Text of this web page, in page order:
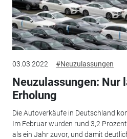
03.03.2022 #Neuzulassungen
Neuzulassungen: Nur
Erholung
Die Autoverkäufe in Deutschland
Im Februar wurden rund 3,2
als ein Jahr zuvor, und damit